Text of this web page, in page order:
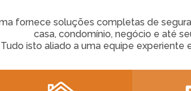
fornece soluções completas de
casa, condomínio, negócio e até
Tudo isto aliado a uma equipe experiente